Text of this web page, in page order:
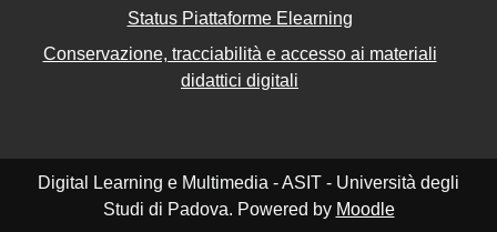
Status Piattaforme Elearning
Conservazione, tracciabilità e accesso ai materiali
didattici digitali
Digital Learning e Multimedia - ASIT - Università degli
Studi di Padova. Powered by Moodle